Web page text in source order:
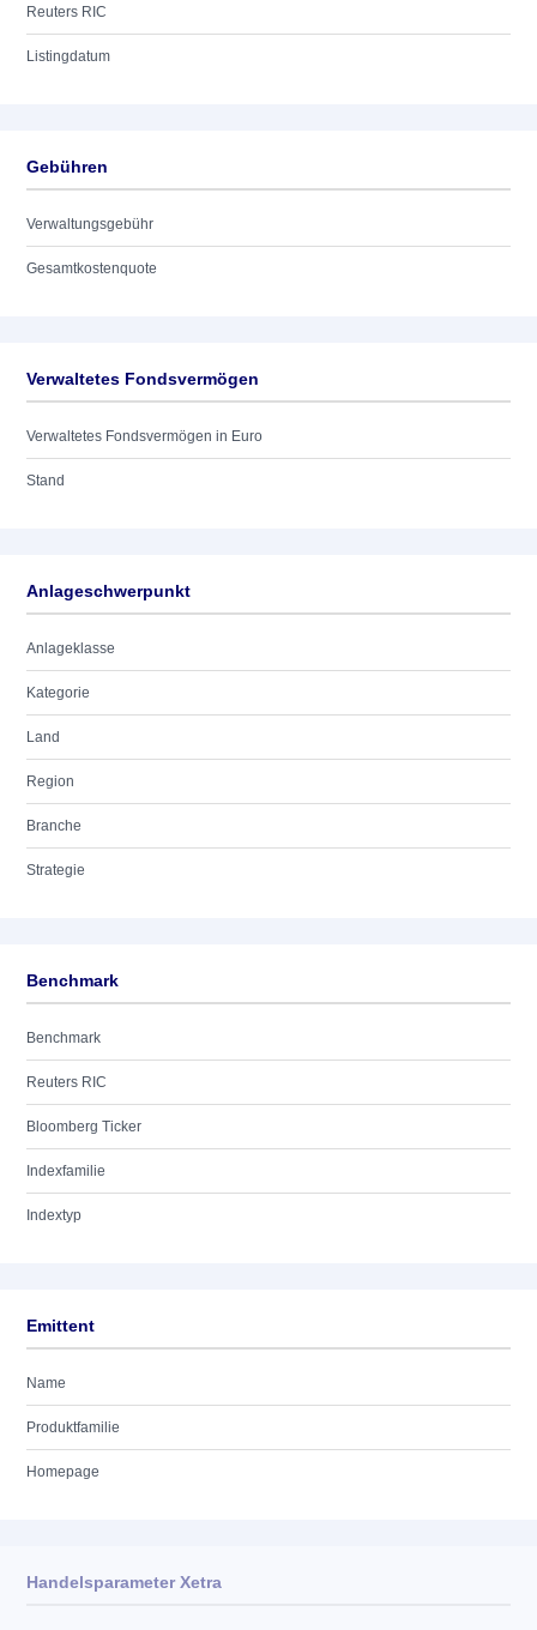
Reuters RIC
Listingdatum
Gebühren
Verwaltungsgebühr
Gesamtkostenquote
Verwaltetes Fondsvermögen
Verwaltetes Fondsvermögen in Euro
Stand
Anlageschwerpunkt
Anlageklasse
Kategorie
Land
Region
Branche
Strategie
Benchmark
Benchmark
Reuters RIC
Bloomberg Ticker
Indexfamilie
Indextyp
Emittent
Name
Produktfamilie
Homepage
Handelsparameter Xetra